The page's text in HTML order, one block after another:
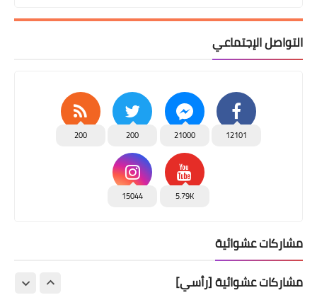
التواصل الإجتماعي
12101
21000
200
200
5.79K
15044
مشاركات عشوائية
مشاركات عشوائية [رأسي]